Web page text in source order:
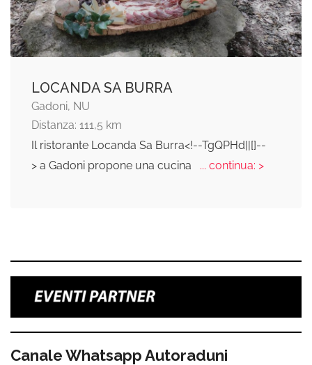
LOCANDA SA BURRA
Gadoni, NU
Distanza: 111,5 km
Il ristorante Locanda Sa Burra<!--TgQPHd||[]--
> a Gadoni propone una cucina
... continua: >
Canale Whatsapp Autoraduni